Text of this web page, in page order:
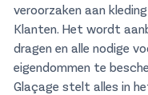
veroorzaken aan
Klanten. Het wordt
dragen en alle nodige
eigendommen te
Glaçage stelt alles in